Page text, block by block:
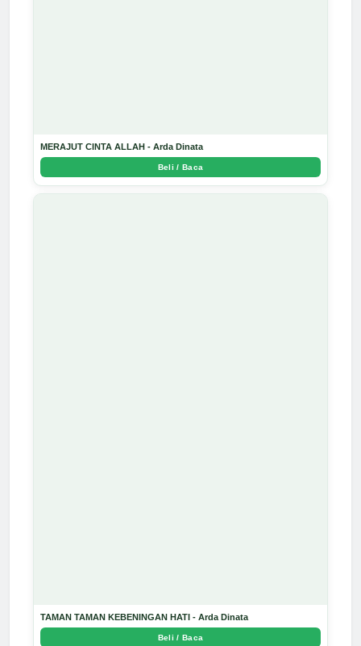
MERAJUT CINTA ALLAH - Arda Dinata
Beli / Baca
TAMAN TAMAN KEBENINGAN HATI - Arda Dinata
Beli / Baca